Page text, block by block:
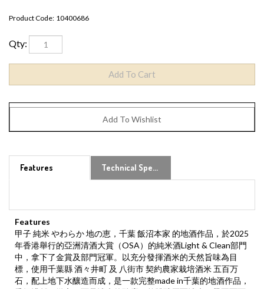
Product Code: 10400686
Qty:
Features Technical Specs
Features
甲子 純米 やわらか 地の恵，千葉 飯沼本家 的地酒作品，於2025
年香港舉行的亞洲清酒大賞（OSA）的純米酒Light & Clean部門
中，拿下了金賞及部門冠軍。以充分發揮酒米的天然旨味為目
標，使用千葉縣 酒々井町 及 八街市 契約農家栽培酒米 五百万
石，配上地下水釀造而成，是一款完整made in千葉的地酒作品，
香氣濃郁，微辛口下是清爽的酸度，整體醇厚而清爽，帶五百万